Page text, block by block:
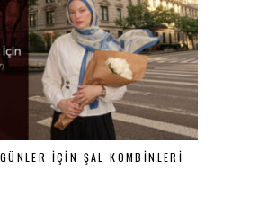
İÇIN ŞAL KOMBINLERI